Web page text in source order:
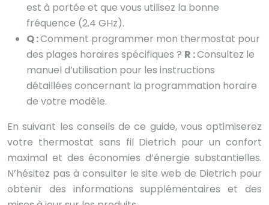
est à portée et que vous utilisez la bonne
fréquence (2.4 GHz).
Q :Comment programmer mon thermostat pour
des plages horaires spécifiques ? R :Consultez le
manuel d’utilisation pour les instructions
détaillées concernant la programmation horaire
de votre modèle.
En suivant les conseils de ce guide, vous optimiserez
votre thermostat sans fil Dietrich pour un confort
maximal et des économies d’énergie substantielles.
N’hésitez pas à consulter le site web de Dietrich pour
obtenir des informations supplémentaires et des